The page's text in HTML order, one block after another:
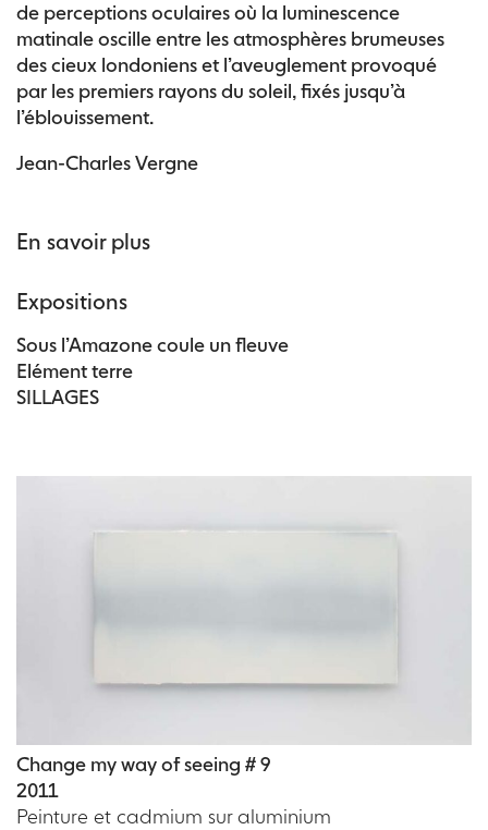
Change my way of seeing # 9
2011
Peinture et cadmium sur aluminium
de perceptions oculaires où la luminescence
matinale oscille entre les atmosphères brumeuses
des cieux londoniens et l’aveuglement provoqué
par les premiers rayons du soleil, fixés jusqu’à
l’éblouissement.
Jean-Charles Vergne
En savoir plus
Expositions
Sous l’Amazone coule un fleuve
Elément terre
SILLAGES